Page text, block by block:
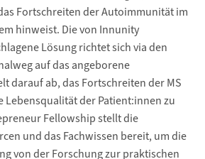
Fortschreiten der Autoimmunität im
hinweist. Die von Innunity
Lösung richtet sich via den
auf das angeborene
darauf ab, das Fortschreiten der MS
Lebensqualität der Patient:innen zu
Fellowship stellt die
und das Fachwissen bereit, um die
von der Forschung zur praktischen